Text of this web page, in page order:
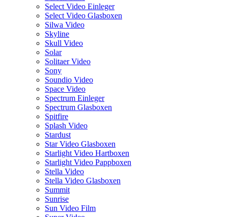
Select Video Einleger
Select Video Glasboxen
Silwa Video
Skyline
Skull Video
Solar
Solitaer Video
Sony
Soundio Video
Space Video
Spectrum Einleger
Spectrum Glasboxen
Spitfire
Splash Video
Stardust
Star Video Glasboxen
Starlight Video Hartboxen
Starlight Video Pappboxen
Stella Video
Stella Video Glasboxen
Summit
Sunrise
Sun Video Film